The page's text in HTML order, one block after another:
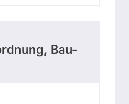
Bau-